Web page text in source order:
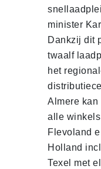
minister
Dankzij dit
twaalf
het
Almere
alle
Flevoland
Holland
Texel met